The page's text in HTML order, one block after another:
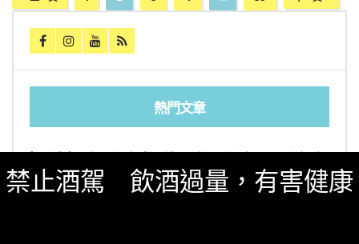
熱門文章
CP值清酒吧（台北市中山區）
禁止酒駕 飲酒過量，有害健康